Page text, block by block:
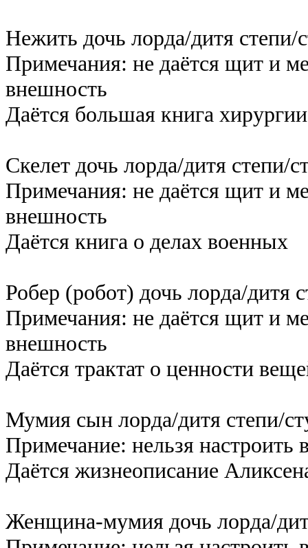
Нежить дочь лорда/дитя степи/
Примечания: не даётся щит и
внешность
Даётся большая книга хирургии
Скелет дочь лорда/дитя степи/
Примечания: не даётся щит и
внешность
Даётся книга о делах военных
Робер (робот) дочь лорда/дитя
Примечания: не даётся щит и
внешность
Даётся трактат о ценности
Мумия сын лорда/дитя степи/
Примечание: нельзя настроить
Даётся жизнеописание
Женщина-мумия дочь лорда/